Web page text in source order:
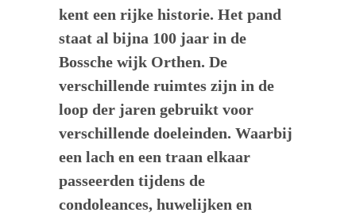
kent een rijke historie. Het pand
staat al bijna 100 jaar in de
Bossche wijk Orthen. De
verschillende ruimtes zijn in de
loop der jaren gebruikt voor
verschillende doeleinden. Waarbij
een lach en een traan elkaar
passeerden tijdens de
condoleances, huwelijken en